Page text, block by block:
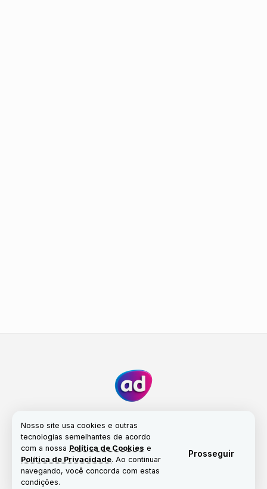
Nosso site usa cookies e outras
tecnologias semelhantes de acordo
com a nossa Política de Cookies e
Política de Privacidade. Ao continuar
navegando, você concorda com estas
condições.
Prosseguir
Fale conosco Nossa história
Propriedade
Política de Cookies